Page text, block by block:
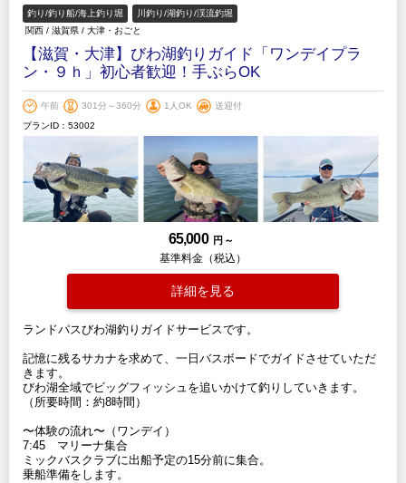
釣り/釣り船/海上釣り堀
川釣り/湖釣り/渓流釣堀
関西 / 滋賀県 / 大津・おごと
【滋賀・大津】びわ湖釣りガイド「ワンデイプラ
ン・９ｈ」初心者歓迎！手ぶらOK
午前 301分～360分 1人OK
送迎付
プランID：53002
65,000 円 ～
基準料金（税込）
詳細を見る
ランドパスびわ湖釣りガイドサービスです。
記憶に残るサカナを求めて、一日バスボードでガイドさせていただ
きます。
びわ湖全域でビッグフィッシュを追いかけて釣りしていきます。
（所要時間：約8時間）
〜体験の流れ〜（ワンデイ）
7:45 マリーナ集合
ミックバスクラブに出船予定の15分前に集合。
乗船準備をします。